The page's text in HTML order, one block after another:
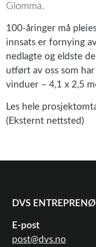
Glomma.
100-åringer må
innsats er fornying
nedlagte og eldste
utført av oss som
vinduer – 4,1 x 2,5
Les hele
(Eksternt nettsted)
DVS
E-post
post@dvs.no